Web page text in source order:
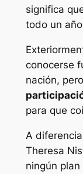
significa
todo un
conocerse
nación, pero
para que
A
Theresa
ningún